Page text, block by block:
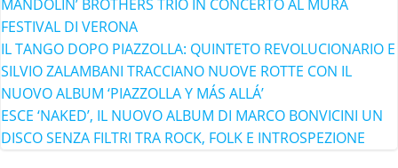
MANDOLIN’ BROTHERS TRIO IN CONCERTO AL MURA
FESTIVAL DI VERONA
IL TANGO DOPO PIAZZOLLA: QUINTETO REVOLUCIONARIO E
SILVIO ZALAMBANI TRACCIANO NUOVE ROTTE CON IL
NUOVO ALBUM ‘PIAZZOLLA Y MÁS ALLÁ’
ESCE ‘NAKED’, IL NUOVO ALBUM DI MARCO BONVICINI UN
DISCO SENZA FILTRI TRA ROCK, FOLK E INTROSPEZIONE